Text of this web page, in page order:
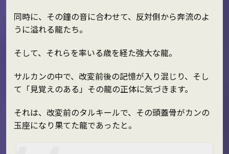
同時に、その鐘の音に合わせて、反対側から奔流のよ
うに溢れる龍たち。
そして、それらを率いる歳を経た強大な龍。
サルカンの中で、改変前後の記憶が入り混じり、そし
て「見覚えのある」その龍の正体に気づきます。
それは、改変前のタルキールで、その頭蓋骨がカンの
玉座になり果てた龍であったと。